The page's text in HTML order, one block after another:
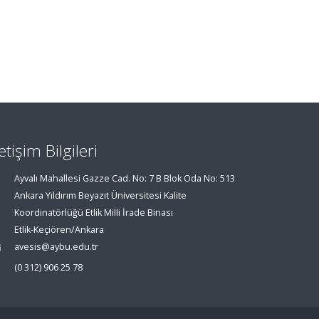
Bilgileri
Ayvalı Mahallesi Gazze Cad. No: 7 B Blok Oda No: 513
Ankara Yıldırım Beyazıt Üniversitesi Kalite
Koordinatörlüğü Etlik Milli İrade Binası
Etlik-Keçiören/Ankara
avesis@aybu.edu.tr
(0 312) 906 25 78